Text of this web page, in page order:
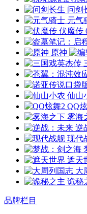
问剑
元气
伏魔传
原神
仙山
QQ
雾海
逆
现代
遮天
大
诡秘
品牌栏目